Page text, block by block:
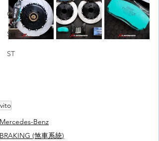
OHLINS
STR
ST
vito
Mercedes-Benz
BRAKING (煞車系統)